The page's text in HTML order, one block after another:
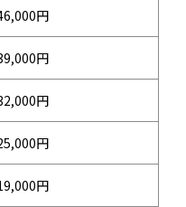
円
円
円
円
円